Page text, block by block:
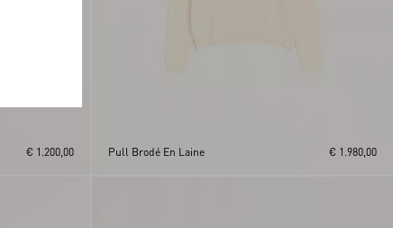
€ 1.200,00 Pull Brodé En Laine € 1.980,00